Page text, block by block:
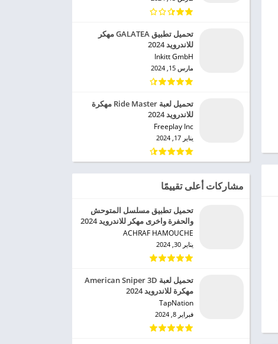
تحميل تطبيق GALATEA مهكر
للاندرويد 2024
Inkitt GmbH‏
مارس 15, 2024
تحميل لعبة Ride Master مهكرة
للاندرويد 2024
Freeplay Inc‏
يناير 17, 2024
مشاركات أعلى تقييمًا
تحميل تطبيق مسلسل المتوحش
والحفرة واخرى مهكر للاندرويد 2024
ACHRAF HAMOUCHE‏
يناير 30, 2024
تحميل لعبة American Sniper 3D
مهكرة للاندرويد 2024
TapNation‏
فبراير 8, 2024